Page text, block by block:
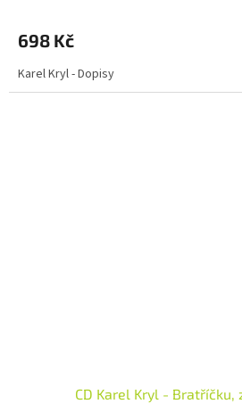
698 Kč
Karel Kryl - Dopisy
CD Karel Kryl - Bratříčku,